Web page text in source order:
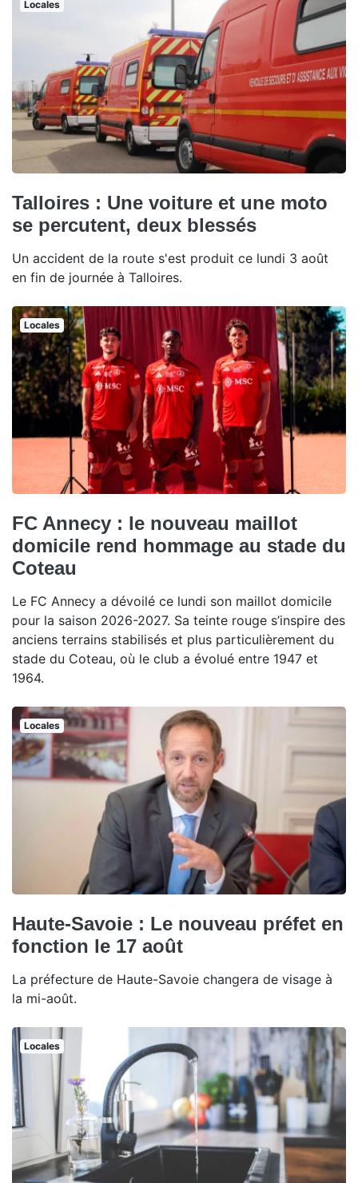
Locales
Talloires : Une voiture et une moto
se percutent, deux blessés
Un accident de la route s'est produit ce lundi 3 août
en fin de journée à Talloires.
Locales
FC Annecy : le nouveau maillot
domicile rend hommage au stade du
Coteau
Le FC Annecy a dévoilé ce lundi son maillot domicile
pour la saison 2026-2027. Sa teinte rouge s’inspire des
anciens terrains stabilisés et plus particulièrement du
stade du Coteau, où le club a évolué entre 1947 et
1964.
Locales
Haute-Savoie : Le nouveau préfet en
fonction le 17 août
La préfecture de Haute-Savoie changera de visage à
la mi-août.
Locales